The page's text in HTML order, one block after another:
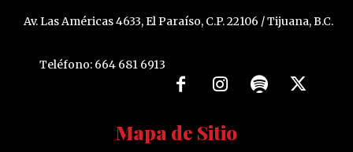
Av. Las Américas 4633, El Paraíso, C.P. 22106 / Tijuana, B.C.
Teléfono: 664 681 6913
Mapa de Sitio